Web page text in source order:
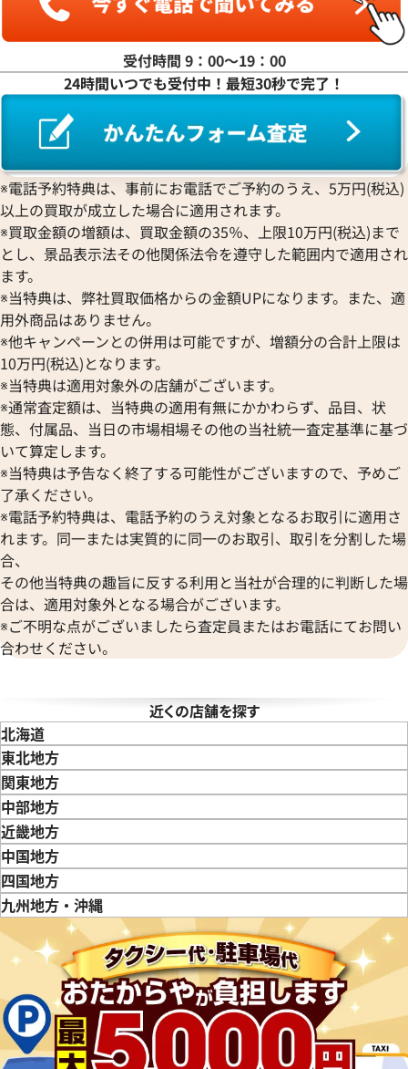
イトジャスト 41 126303G
点の参考買取価格です
ロレックス デイトジャスト
ルド
1,654,000円
イトジャスト 126303 ゴ
格
日時点の参考買取価格です
レート文字盤
参考買取価格
3,110,000円
※2026年3月時点の参考買取価
イトジャスト 41 126331 チ
字盤
格
点の参考買取価格です
ロレックス デイトジャスト
クゴールド
参考買取価格
2,843,000円
※2026年2月9日時点の参考買
EBERHARD
エベラール
エポス
Hermes
エルメス
OMEGA
オメガ
ORIENT
オリエント
ORIS
オリス
Audemars Piguet
オーデマ ピゲ
Vacheron Constantin
ヴァシュロン・コンスタンタン
Van Cleef & Arpels
ヴァンクリーフ＆アーペル
Versace
ヴェルサーチ
Wempe
ヴェンペ
グランドセイコー
CORUM
コルム
Concord
コンコルド
ジャガー・ルクルト
Jaquet Droz
ジャケ・ドロー
Girard-Perregaux
ジラール・ペルゴ
Sinn
STOWA
ストーヴァ
SEIKO
セイコー
CENTURY
センチュリー
ZENITH
ゼニス
FRANCK MULLER
フランク ミュラー
ブシュロン
BREITLING
ブライトリング
Blancpain
ブランパン
BVLGARI
ブルガリ
Breguet
ブレゲ
BULOVA
ブローバ
Bell & Ross
ベル＆ロス
BAUME＆MERCIER
ボーム＆メルシエ
BALL Watch
ボール ウォッチ
ROLEX
ロレックス
ロンジン
受付時間 9：00〜19：00
24時間いつでも受付中！最短30秒で完了！
※電話予約特典は、事前にお電話でご予約のうえ、5万円(税込)
以上の買取が成立した場合に適用されます。
※買取金額の増額は、買取金額の35％、上限10万円(税込)まで
とし、景品表示法その他関係法令を遵守した範囲内で適用され
ます。
※当特典は、弊社買取価格からの金額UPになります。また、適
用外商品はありません。
※他キャンペーンとの併用は可能ですが、増額分の合計上限は
10万円(税込)となります。
※当特典は適用対象外の店舗がございます。
※通常査定額は、当特典の適用有無にかかわらず、品目、状
態、付属品、当日の市場相場その他の当社統一査定基準に基づ
いて算定します。
※当特典は予告なく終了する可能性がございますので、予めご
了承ください。
※電話予約特典は、電話予約のうえ対象となるお取引に適用さ
れます。同一または実質的に同一のお取引、取引を分割した場
合、
その他当特典の趣旨に反する利用と当社が合理的に判断した場
合は、適用対象外となる場合がございます。
※ご不明な点がございましたら査定員またはお電話にてお問い
合わせください。
近くの店舗を探す
北海道
東北地方
青森県岩手県
関東地方
東京都神奈川県
中部地方
新潟県富山県
近畿地方
三重県滋賀県
中国地方
鳥取県島根県
四国地方
徳島県香川県愛媛県
九州地方・沖縄
福岡県
佐賀県 長崎県 熊本県大分県宮崎県鹿児島県